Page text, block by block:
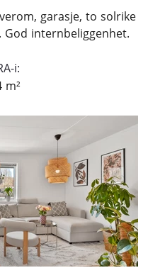
garasje, to solrike
internbeliggenhet.
i:
m²